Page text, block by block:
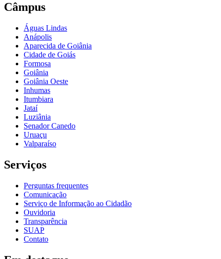
Câmpus
Águas Lindas
Anápolis
Aparecida de Goiânia
Cidade de Goiás
Formosa
Goiânia
Goiânia Oeste
Inhumas
Itumbiara
Jataí
Luziânia
Senador Canedo
Uruaçu
Valparaíso
Serviços
Perguntas frequentes
Comunicação
Serviço de Informação ao Cidadão
Ouvidoria
Transparência
SUAP
Contato